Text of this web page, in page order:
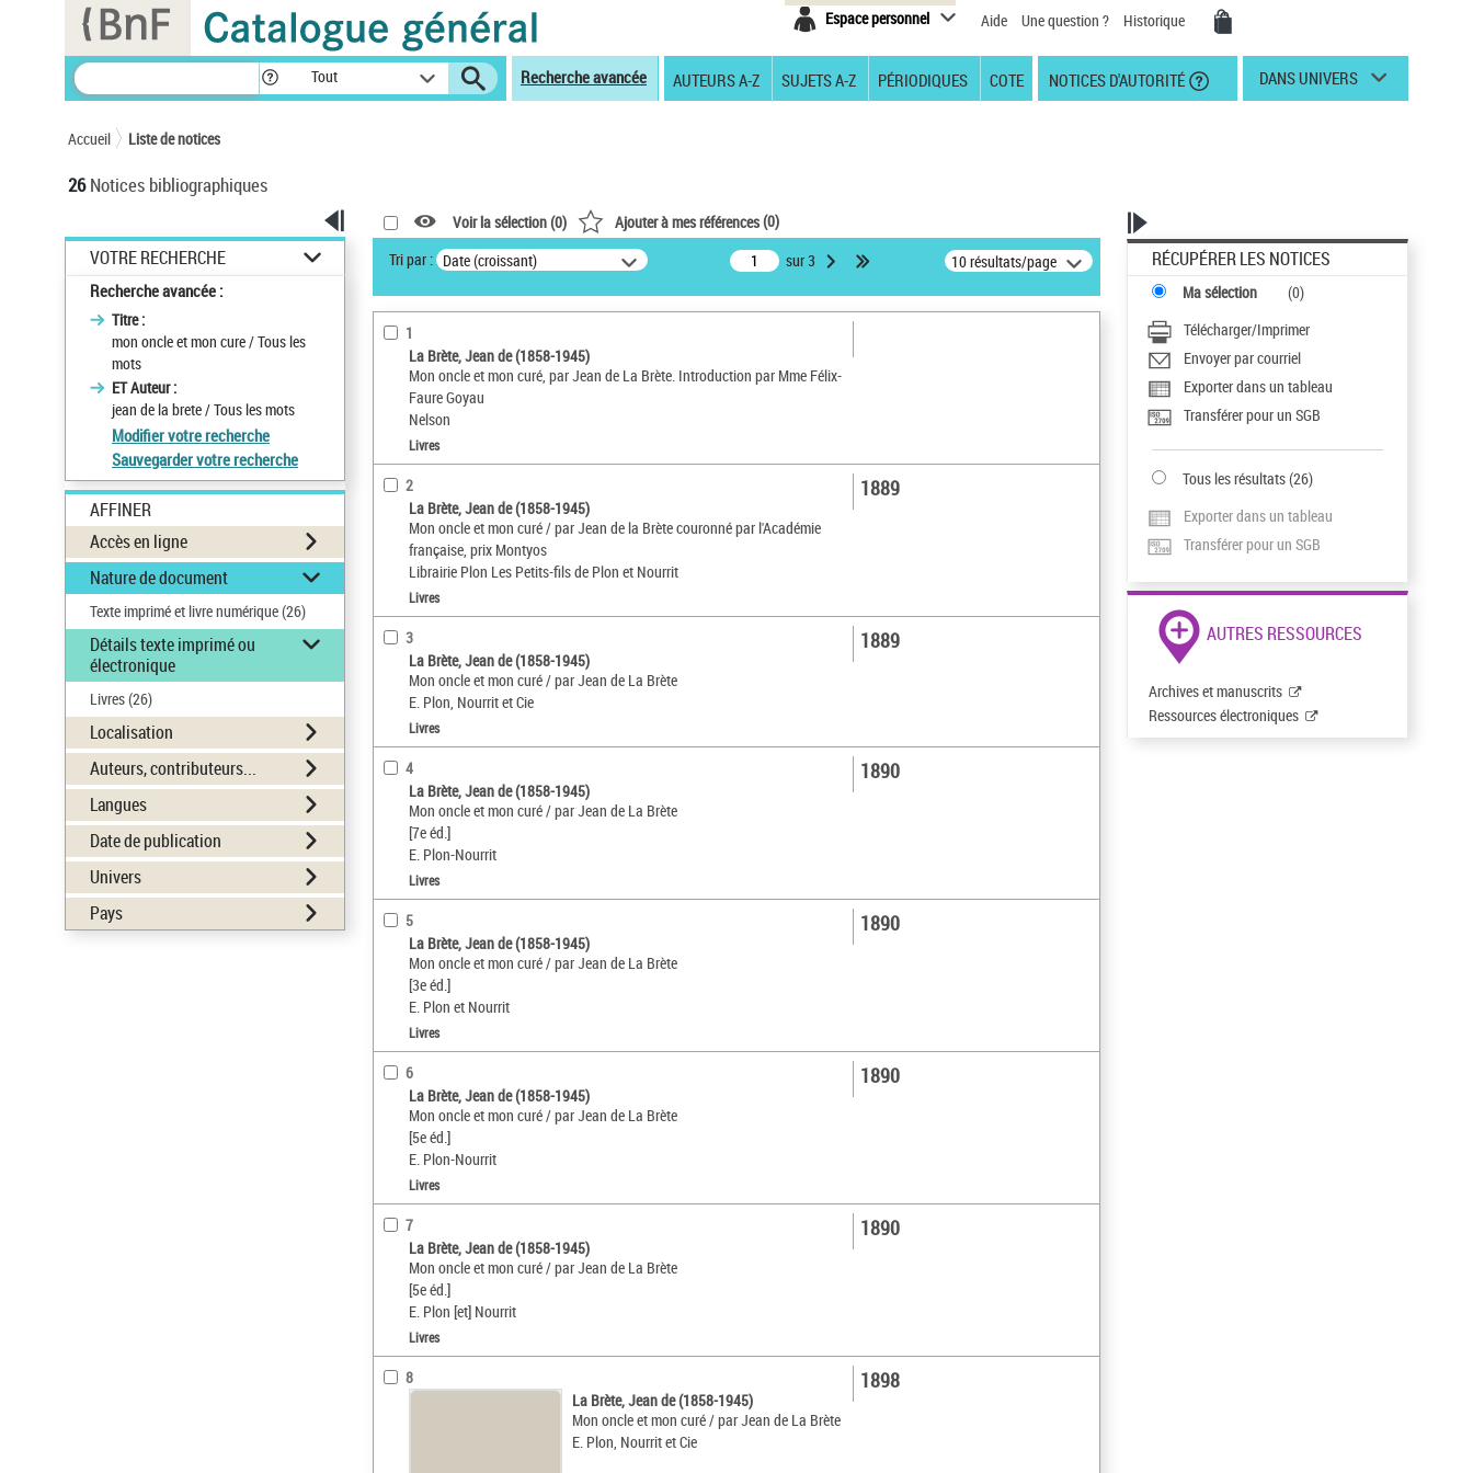
Espace personnel Aide Une question ? Historique
Tout Recherche avancée AUTEURS A-Z SUJETS A-Z PÉRIODIQUES COTE NOTICES D'AUTORITÉ DANS UNIVERS
Accueil Liste de notices
26Notices bibliographiques
VOTRE RECHERCHE
Recherche avancée :
Titre :
mon oncleetmon cure/ Tous les
mots
ET Auteur :
jean dela brete/ Tous les mots
Modifier votre recherche
Sauvegarder votre recherche
AFFINER
Accès en ligne
Nature de document
Texte imprimé et livre numérique(26)
Détails texte imprimé ou
électronique
Livres(26)
Localisation
Auteurs, contributeurs...
Langues
Date de publication
Univers
Pays
Voir la sélection (0) Ajouter à mes références(0)
Tri par : Date (croissant) sur 3 10 résultats/page
1
La Brète, Jean de (1858-1945)
Mon oncle et mon curé, par Jean de La Brète. Introduction par Mme Félix-
Faure Goyau
Nelson
Livres
2
La Brète, Jean de (1858-1945)
Mon oncle et mon curé / par Jean de la Brète couronné par l'Académie
française, prix Montyos
Librairie Plon Les Petits-fils de Plon et Nourrit
1889
Livres
3
La Brète, Jean de (1858-1945)
Mon oncle et mon curé / par Jean de La Brète
E. Plon, Nourrit et Cie
1889
Livres
4
La Brète, Jean de (1858-1945)
Mon oncle et mon curé / par Jean de La Brète
[7e éd.]
E. Plon-Nourrit
1890
Livres
5
La Brète, Jean de (1858-1945)
Mon oncle et mon curé / par Jean de La Brète
[3e éd.]
E. Plon et Nourrit
1890
Livres
6
La Brète, Jean de (1858-1945)
Mon oncle et mon curé / par Jean de La Brète
[5e éd.]
E. Plon-Nourrit
1890
Livres
7
La Brète, Jean de (1858-1945)
Mon oncle et mon curé / par Jean de La Brète
[5e éd.]
E. Plon [et] Nourrit
1890
Livres
8
La Brète, Jean de (1858-1945)
Mon oncle et mon curé / par Jean de La Brète
E. Plon, Nourrit et Cie
1898
RÉCUPÉRER LES NOTICES
Ma sélection (0)
Télécharger/Imprimer
Envoyer par courriel
Exporter dans un tableau
Transférer pour un SGB
Tous les résultats(26)
Exporter dans un tableau
Transférer pour un SGB
AUTRES RESSOURCES
Archives et manuscrits
Ressources électroniques
Panneau de gestion des cookies